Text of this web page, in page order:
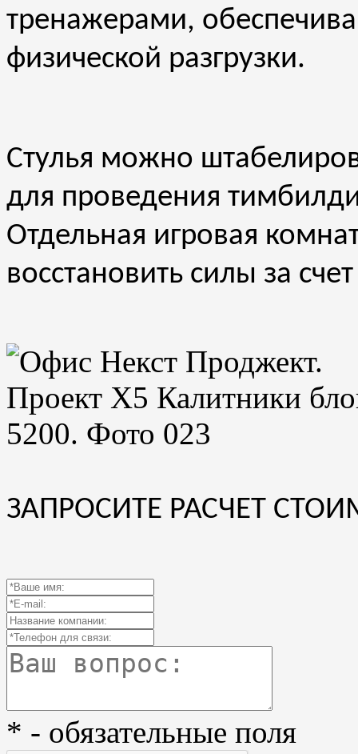
тренажерами,
физической разгрузки.
Стулья можно
для проведения
Отдельная игровая
восстановить силы за
ЗАПРОСИТЕ РАСЧЕТ
* - обязательные поля